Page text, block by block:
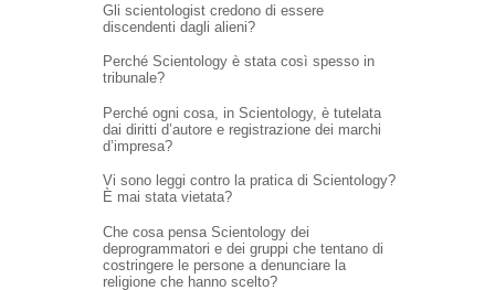
Gli scientologist credono di essere
discendenti dagli alieni?
Perché Scientology è stata così spesso in
tribunale?
Perché ogni cosa, in Scientology, è tutelata
dai diritti d’autore e registrazione dei marchi
d’impresa?
Vi sono leggi contro la pratica di Scientology?
È mai stata vietata?
Che cosa pensa Scientology dei
deprogrammatori e dei gruppi che tentano di
costringere le persone a denunciare la
religione che hanno scelto?